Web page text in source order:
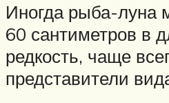
Иногда рыба-луна
60 сантиметров в
редкость, чаще
представители